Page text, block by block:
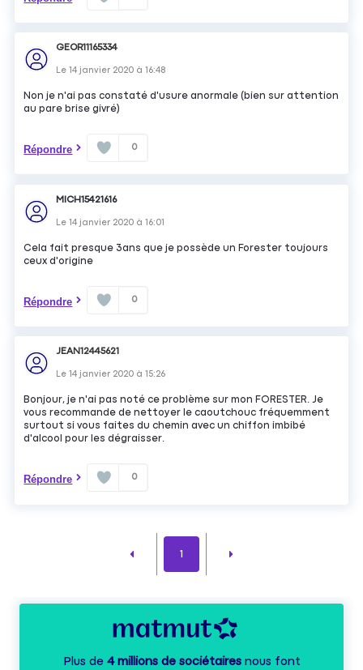
GEOR11165334
Le14 janvier 2020 à16:48
Non je n'ai pas constaté d'usure anormale (bien sur attention
au pare brise givré)
Répondre 0
MICH15421616
Le14 janvier 2020 à16:01
Cela fait presque 3ans que je possède un Forester toujours
ceux d'origine
Répondre 0
JEAN12445621
Le14 janvier 2020 à15:26
Bonjour, je n'ai pas noté ce problème sur mon FORESTER. Je
vous recommande de nettoyer le caoutchouc fréquemment
surtout si vous faites du chemin avec un chiffon imbibé
d'alcool pour les dégraisser.
Répondre 0
1
Plus de 4 millions de sociétairesnous font